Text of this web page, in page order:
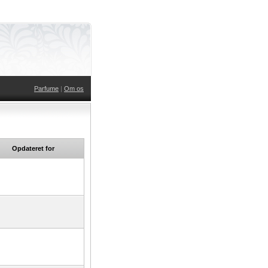
Parfume | Om os
Opdateret for